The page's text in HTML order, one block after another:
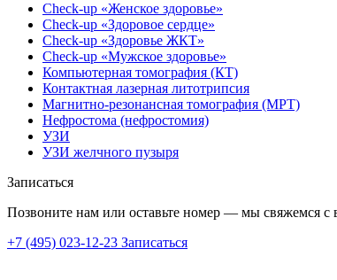
Check-up «Женское здоровье»
Check-up «Здоровое сердце»
Check-up «Здоровье ЖКТ»
Check-up «Мужское здоровье»
Компьютерная томография (КТ)
Контактная лазерная литотрипсия
Магнитно-резонансная томография (МРТ)
Нефростома (нефростомия)
УЗИ
УЗИ желчного пузыря
Записаться
Позвоните нам или оставьте номер — мы свяжемся с
+7 (495) 023-12-23 Записаться